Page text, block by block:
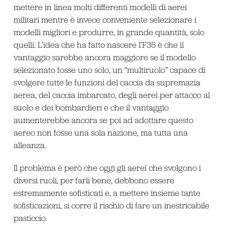
mettere in linea molti differenti modelli di aerei
militari mentre è invece conveniente selezionare i
modelli migliori e produrre, in grande quantità, solo
quelli. L’idea che ha fatto nascere l’F35 è che il
vantaggio sarebbe ancora maggiore se il modello
selezionato fosse uno solo, un “multiruolo” capace di
svolgere tutte le funzioni del caccia da supremazia
aerea, del caccia imbarcato, degli aerei per attacco al
suolo e dei bombardieri e che il vantaggio
aumenterebbe ancora se poi ad adottare questo
aereo non fosse una sola nazione, ma tutta una
alleanza.
Il problema è però che oggi gli aerei che svolgono i
diversi ruoli, per farli bene, debbono essere
estremamente sofisticati e, a mettere insieme tante
sofisticazioni, si corre il rischio di fare un inestricabile
pasticcio.